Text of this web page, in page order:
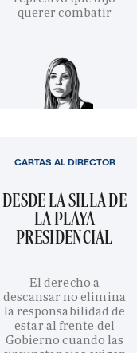
querer combatir
DESDE LA SILLA DE
LA PLAYA
PRESIDENCIAL
El derecho a
descansar no elimina
la responsabilidad de
estar al frente del
Gobierno cuando las
CARTAS AL DIRECTOR